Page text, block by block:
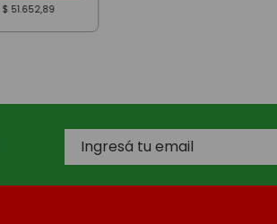
$ 51.652,89